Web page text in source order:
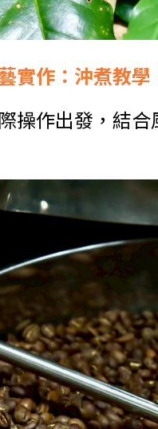
實作：沖煮教
操作出發，結